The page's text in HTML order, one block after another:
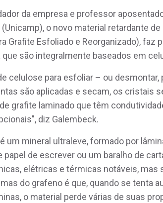
da empresa e professor
o novo material retardante
Grafite Esfoliado e Reorganizado), faz
são integralmente baseados em
celulose para esfoliar – ou desmontar,
são aplicadas e secam, os cristais
grafite laminado que têm
diz Galembeck.
um mineral ultraleve, formado por
de escrever ou um baralho de
elétricas e térmicas notáveis, mas
do grafeno é que, quando se tenta
o material perde várias de suas